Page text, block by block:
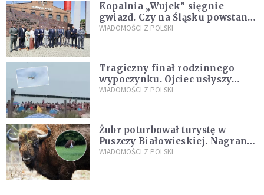
Kopalnia „Wujek” sięgnie
gwiazd. Czy na Śląsku powstanie
„Dolina Krzemowa”?
WIADOMOŚCI Z POLSKI
Tragiczny finał rodzinnego
wypoczynku. Ojciec usłyszy
zarzuty
WIADOMOŚCI Z POLSKI
Żubr poturbował turystę w
Puszczy Białowieskiej. Nagranie
daje do myślenia
WIADOMOŚCI Z POLSKI